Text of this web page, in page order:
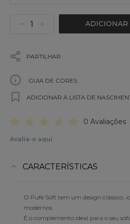
ADICIONAR
PARTILHAR
GUIA DE CORES
ADICIONAR À LISTA DE
0 Avaliações
Avalia-o aqui
CARACTERÍSTICAS
O Pufe Soft tem um design clássico,
modernos.
É o complemento ideal para o seu